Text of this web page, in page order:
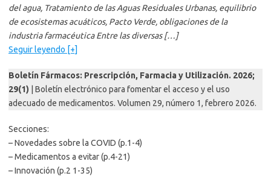
del agua, Tratamiento de las Aguas Residuales Urbanas, equilibrio
de ecosistemas acuáticos, Pacto Verde, obligaciones de la
industria farmacéutica Entre las diversas […]
Seguir leyendo [+]
Boletín Fármacos: Prescripción, Farmacia y Utilización. 2026;
29(1) | Boletín electrónico para fomentar el acceso y el uso
adecuado de medicamentos. Volumen 29, número 1, febrero 2026.
Secciones:
– Novedades sobre la COVID (p.1-4)
– Medicamentos a evitar (p.4-21)
– Innovación (p.2 1-35)